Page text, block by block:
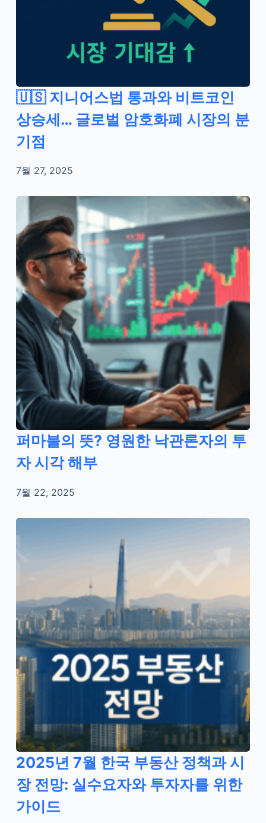
🇺🇸 지니어스법 통과와 비트코인
상승세… 글로벌 암호화폐 시장의 분
기점
7월 27, 2025
퍼마불의 뜻? 영원한 낙관론자의 투
자 시각 해부
7월 22, 2025
2025년 7월 한국 부동산 정책과 시
장 전망: 실수요자와 투자자를 위한
가이드